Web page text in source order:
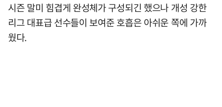
시즌 말미 힘겹게 완성체가 구성되긴 했으나 개성 강한
리그 대표급 선수들이 보여준 호흡은 아쉬운 쪽에 가까
웠다.